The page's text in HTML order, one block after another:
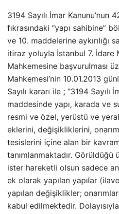
3194 Sayılı İmar Kanunu’nun
fıkrasındaki “yapı sahibine”
ve 10. maddelerine aykırılığı
itiraz yoluyla İstanbul 7. İdare
Mahkemesine başvurulması
Mahkemesi’nin 10.01.2013
Sayılı kararı ile ; “3194 Sayılı
maddesinde yapı, karada ve
resmi ve özel, yerüstü ve
eklerini, değişikliklerini,
tesislerini içine alan bir
tanımlanmaktadır.
ister hareketli olsun sadece
ek olarak yapılan yapılar
yapılan değişiklikler;
kabul edilmektedir. Dolayısıyla